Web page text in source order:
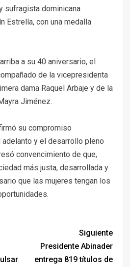
sufragista dominicana
Estrella, con una medalla
a su 40 aniversario, el
de la vicepresidenta
dama Raquel Arbaje y de la
Jiménez.
su compromiso
adelanto y el desarrollo pleno
convencimiento de que,
más justa, desarrollada y
que las mujeres tengan los
Siguiente
Presidente Abinader
entrega 819 títulos de